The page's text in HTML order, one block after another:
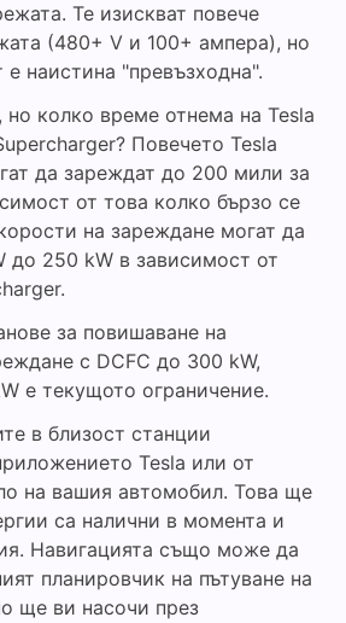
Те изискват повече
(480+ V и 100+ ампера), но
наистина "превъзходна".
но колко време отнема на Tesla
Повечето Tesla
да зареждат до 200 мили за
от това колко бързо се
на зареждане могат да
до 250 kW в зависимост от
за повишаване на
с DCFC до 300 kW,
е текущото ограничение.
в близост станции
Tesla или от
на вашия автомобил. Това ще
са налични в момента и
Навигацията също може да
планировчик на пътуване на
ще ви насочи през